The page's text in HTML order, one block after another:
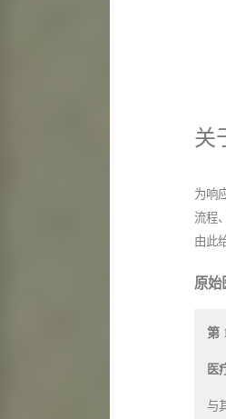
关
为响
流程
由此
原始
第
医
与